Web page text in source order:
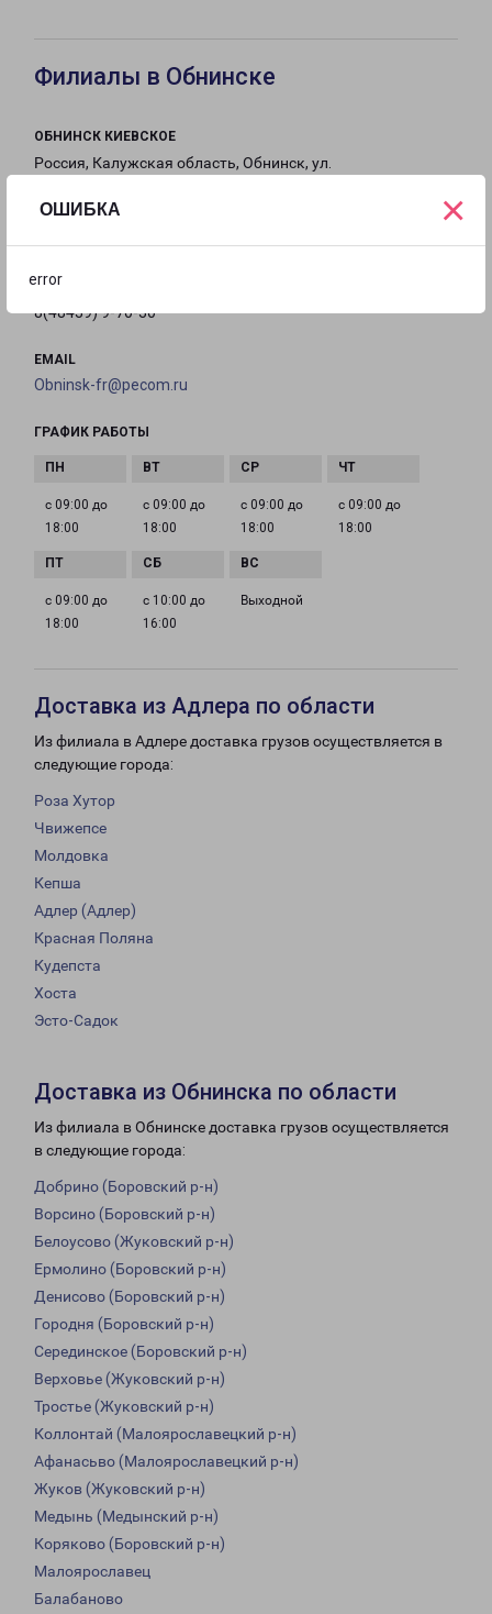
ОШИБКА
error
×
Филиалы в Обнинске
ОБНИНСК КИЕВСКОЕ
Россия, Калужская область, Обнинск, ул.
ТЕЛЕФОН
8(48439) 9-70-30
EMAIL
Obninsk-fr@pecom.ru
ГРАФИК РАБОТЫ
с 09:00 до
18:00
с 09:00 до
18:00
с 09:00 до
18:00
с 09:00 до
18:00
с 09:00 до
18:00
с 10:00 до
16:00
Выходной
Доставка из Адлера по области
Из филиала в Адлере доставка грузов осуществляется в
следующие города:
Роза Хутор
Чвижепсе
Молдовка
Кепша
Адлер (Адлер)
Красная Поляна
Кудепста
Хоста
Эсто-Садок
Доставка из Обнинска по области
Из филиала в Обнинске доставка грузов осуществляется
в следующие города:
Добрино (Боровский р-н)
Ворсино (Боровский р-н)
Белоусово (Жуковский р-н)
Ермолино (Боровский р-н)
Денисово (Боровский р-н)
Городня (Боровский р-н)
Серединское (Боровский р-н)
Верховье (Жуковский р-н)
Тростье (Жуковский р-н)
Коллонтай (Малоярославецкий р-н)
Афанасьво (Малоярославецкий р-н)
Жуков (Жуковский р-н)
Медынь (Медынский р-н)
Коряково (Боровский р-н)
Малоярославец
Балабаново